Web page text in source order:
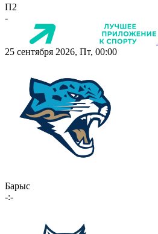
П2
-
25 сентября 2026, Пт, 00:00
Барыс
-:-